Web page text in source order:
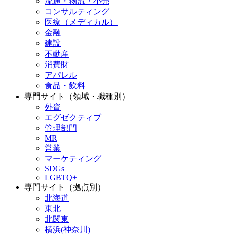
コンサルティング
医療（メディカル）
金融
建設
不動産
消費財
アパレル
食品・飲料
専門サイト（領域・職種別）
外資
エグゼクティブ
管理部門
MR
営業
マーケティング
SDGs
LGBTQ+
専門サイト（拠点別）
北海道
東北
北関東
横浜(神奈川)